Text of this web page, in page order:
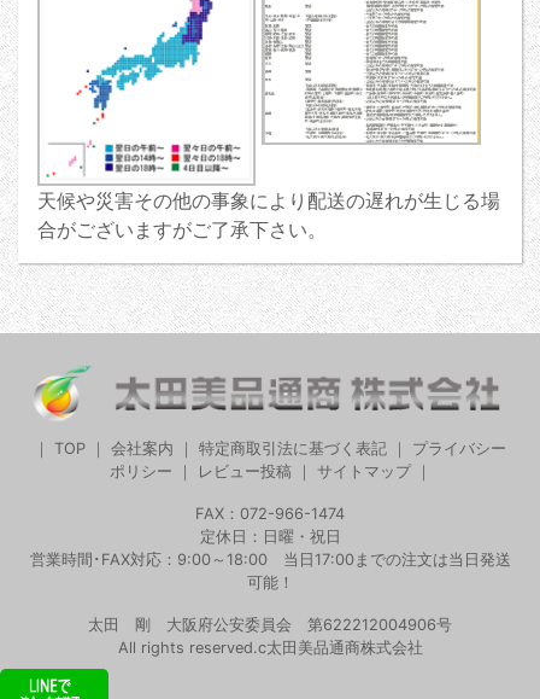
天候や災害その他の事象により配送の遅れが生じる場
合がございますがご了承下さい。
TOP 会社案内 特定商取引法に基づく表記
プライバシー
ポリシー
レビュー投稿｜ サイトマップ｜
FAX：072-966-1474
定休日：日曜・祝日
営業時間･FAX対応：9:00～18:00 当日17:00までの注文は当日発送
可能！
太田 剛 大阪府公安委員会 第622212004906号
All rights reserved.c太田美品通商株式会社